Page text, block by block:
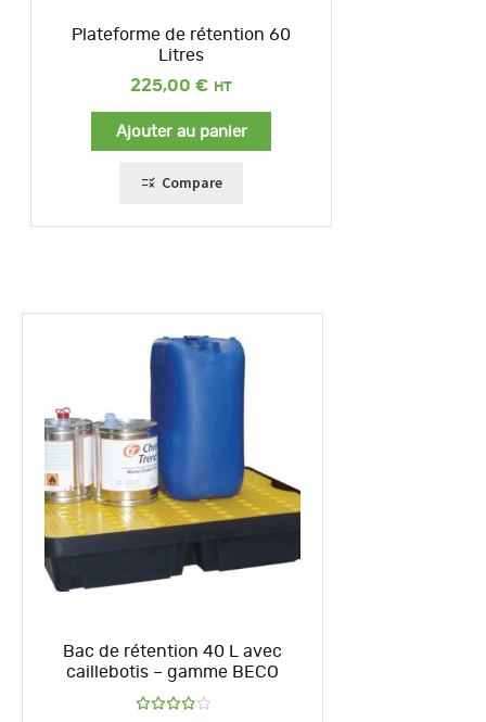
Plateforme de rétention 60
Litres
225,00 €
Ajouter au panier
Compare
Bac de rétention 40 L avec
caillebotis – gamme BECO